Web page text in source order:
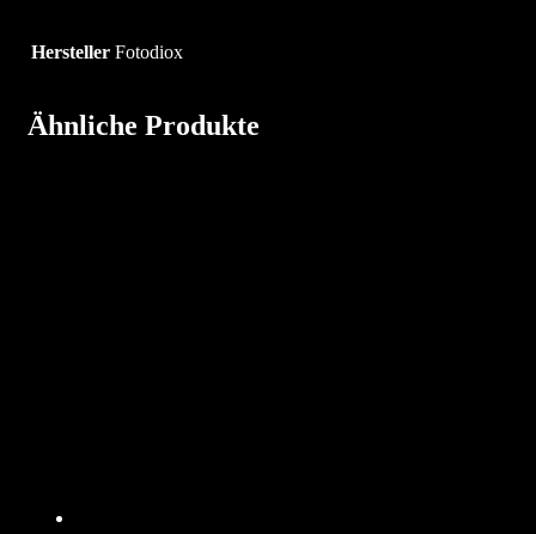
Hersteller Fotodiox
Ähnliche Produkte